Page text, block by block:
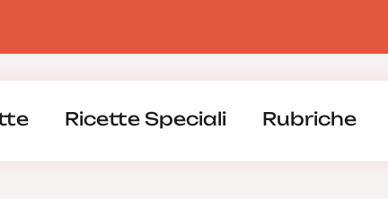
Ricette Speciali Rubriche